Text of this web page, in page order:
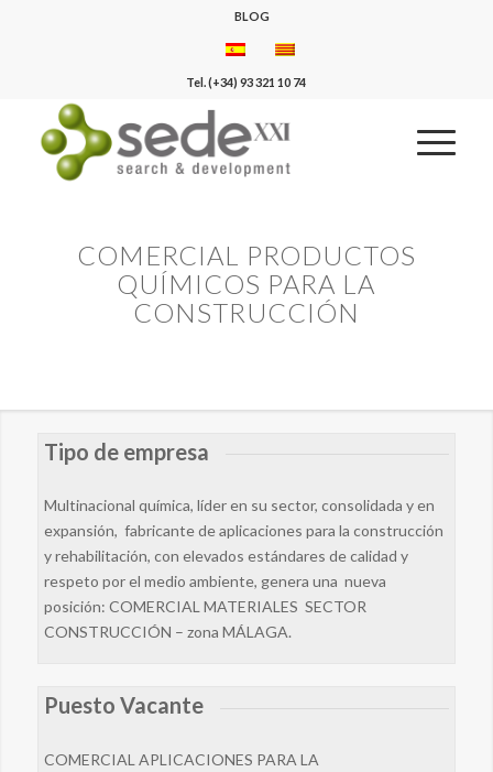
BLOG
Tel. (+34) 93 321 10 74
COMERCIAL PRODUCTOS
QUÍMICOS PARA LA
CONSTRUCCIÓN
Tipo de empresa
Multinacional química, líder en su sector, consolidada y en
expansión, fabricante de aplicaciones para la construcción
y rehabilitación, con elevados estándares de calidad y
respeto por el medio ambiente, genera una nueva
posición: COMERCIAL MATERIALES SECTOR
CONSTRUCCIÓN – zona MÁLAGA.
Puesto Vacante
COMERCIAL APLICACIONES PARA LA